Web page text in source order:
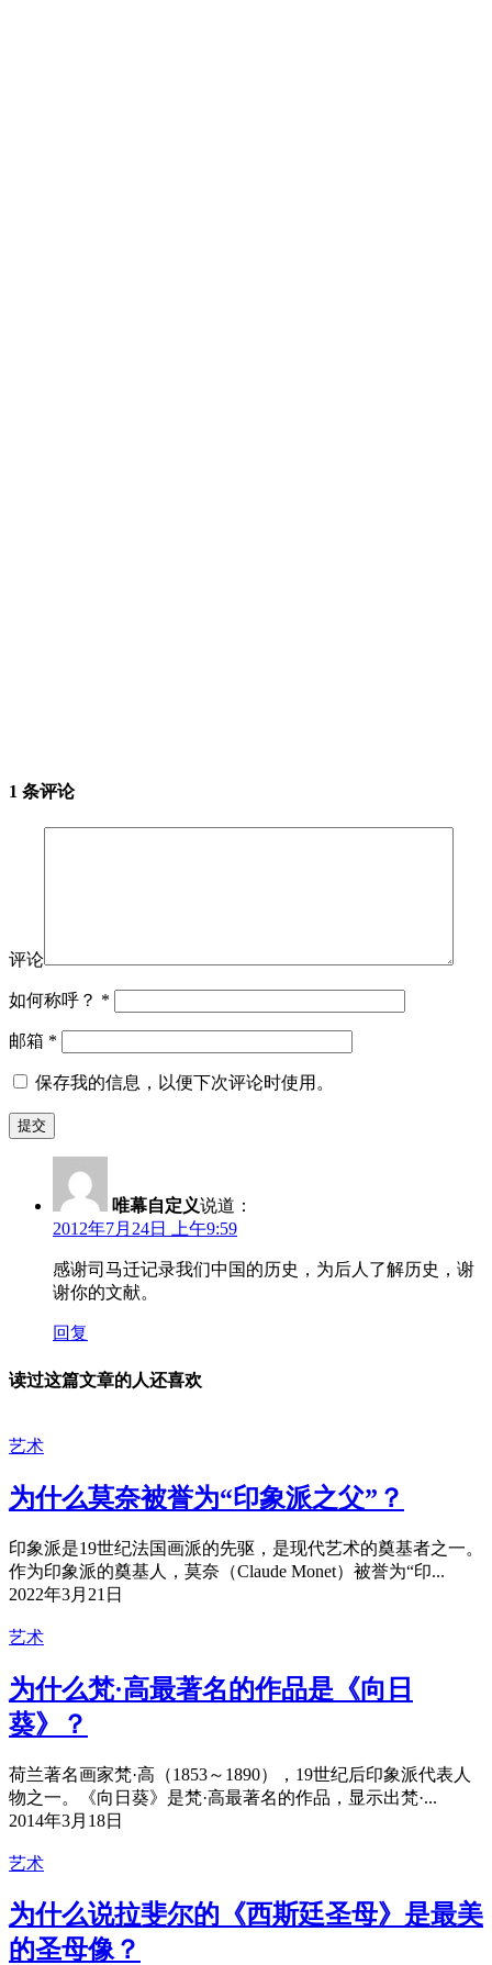
1 条评论
评论
如何称呼？ *
邮箱 *
保存我的信息，以便下次评论时使用。
唯幕自定义说道：
2012年7月24日 上午9:59
感谢司马迁记录我们中国的历史，为后人了解历史，谢
谢你的文献。
回复
读过这篇文章的人还喜欢
艺术
为什么莫奈被誉为“印象派之父”？
印象派是19世纪法国画派的先驱，是现代艺术的奠基者之一。
作为印象派的奠基人，莫奈（Claude Monet）被誉为“印...
2022年3月21日
艺术
为什么梵·高最著名的作品是《向日
葵》？
荷兰著名画家梵·高（1853～1890），19世纪后印象派代表人
物之一。《向日葵》是梵·高最著名的作品，显示出梵·...
2014年3月18日
艺术
为什么说拉斐尔的《西斯廷圣母》是最美
的圣母像？